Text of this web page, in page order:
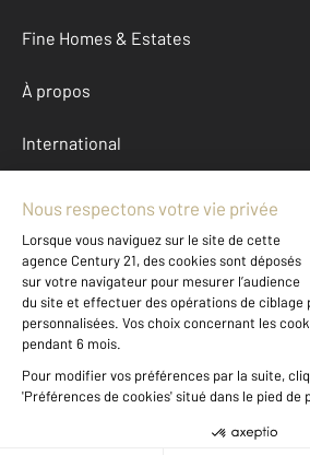
Fine Homes & Estates
À propos
International
Mentions légales & CGU et
Données